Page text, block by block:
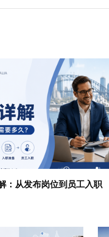
：从发布岗位到员工入职